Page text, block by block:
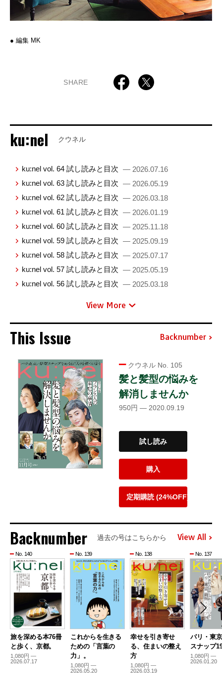
● 編集 MK
SHARE
ku:nel クウネル
ku:nel vol. 64 試し読みと目次 — 2026.07.16
ku:nel vol. 63 試し読みと目次 — 2026.05.19
ku:nel vol. 62 試し読みと目次 — 2026.03.18
ku:nel vol. 61 試し読みと目次 — 2026.01.19
ku:nel vol. 60 試し読みと目次 — 2025.11.18
ku:nel vol. 59 試し読みと目次 — 2025.09.19
ku:nel vol. 58 試し読みと目次 — 2025.07.17
ku:nel vol. 57 試し読みと目次 — 2025.05.19
ku:nel vol. 56 試し読みと目次 — 2025.03.18
View More
This Issue Backnumber
クウネル No. 105
髪と髪型の悩みを
解消しませんか
950円 — 2020.09.19
試し読み
購入
定期購読 (24%OFF)
Backnumber 過去の号はこちらから View All
No. 140
旅を深める本76冊
と歩く、京都。
1,080円 —
2026.07.17
No. 139
これからを生きる
ための「言葉の
力」。
1,080円 —
2026.05.20
No. 138
幸せを引き寄せ
る、住まいの整え
方
1,080円 —
2026.03.19
No. 137
パリ・東
スナップ
1,080円 —
2026.01.20